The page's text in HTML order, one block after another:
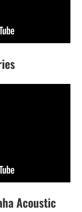
Acoustic